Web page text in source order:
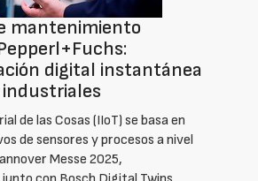
mantenimiento
digital instantánea
de las Cosas (IIoT) se basa en
de sensores y procesos a nivel
Messe 2025,